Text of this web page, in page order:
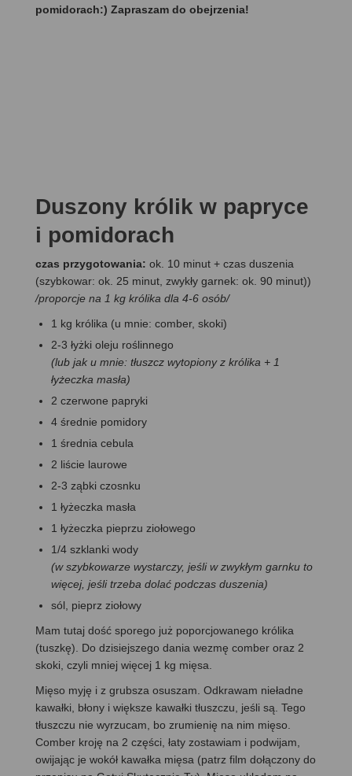
pomidorach:) Zapraszam do obejrzenia!
Duszony królik w papryce
i pomidorach
czas przygotowania: ok. 10 minut + czas duszenia
(szybkowar: ok. 25 minut, zwykły garnek: ok. 90 minut))
/proporcje na 1 kg królika dla 4-6 osób/
1 kg królika (u mnie: comber, skoki)
2-3 łyżki oleju roślinnego
(lub jak u mnie: tłuszcz wytopiony z królika + 1
łyżeczka masła)
2 czerwone papryki
4 średnie pomidory
1 średnia cebula
2 liście laurowe
2-3 ząbki czosnku
1 łyżeczka masła
1 łyżeczka pieprzu ziołowego
1/4 szklanki wody
(w szybkowarze wystarczy, jeśli w zwykłym garnku to
więcej, jeśli trzeba dolać podczas duszenia)
sól, pieprz ziołowy
Mam tutaj dość sporego już poporcjowanego królika
(tuszkę). Do dzisiejszego dania wezmę comber oraz 2
skoki, czyli mniej więcej 1 kg mięsa.
Mięso myję i z grubsza osuszam. Odkrawam nieładne
kawałki, błony i większe kawałki tłuszczu, jeśli są. Tego
tłuszczu nie wyrzucam, bo zrumienię na nim mięso.
Comber kroję na 2 części, łaty zostawiam i podwijam,
owijając je wokół kawałka mięsa (patrz film dołączony do